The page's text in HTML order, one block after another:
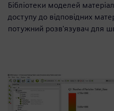
Бібліотеки моделей
доступу до відповідних
потужний розв'язувач для